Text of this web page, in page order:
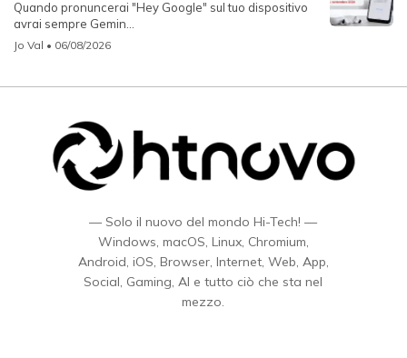
Quando pronuncerai "Hey Google" sul tuo dispositivo
avrai sempre Gemin...
Jo Val • 06/08/2026
— Solo il nuovo del mondo Hi-Tech! —
Windows, macOS, Linux, Chromium,
Android, iOS, Browser, Internet, Web, App,
Social, Gaming, AI e tutto ciò che sta nel
mezzo.